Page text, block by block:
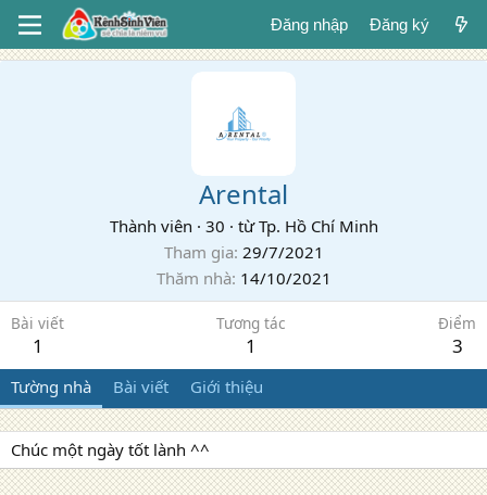
Đăng nhập Đăng ký
Arental
Thành viên · 30 · từTp. Hồ Chí Minh
Tham gia 29/7/2021
Thăm nhà 14/10/2021
Bài viết
1
Tương tác
1
Điểm
3
Tường nhà Bài viết Giới thiệu
Chúc một ngày tốt lành ^^